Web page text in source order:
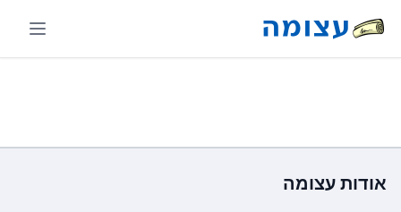
אודות עצומה